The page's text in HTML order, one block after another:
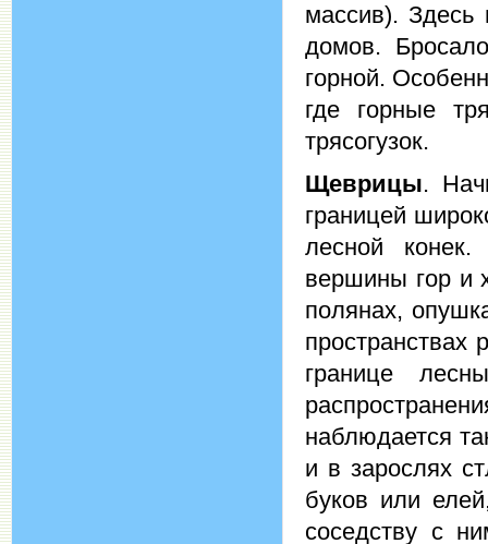
массив). Здесь
домов.
горной.
где горные
трясогузок.
Щеврицы.
границей
лесной
вершины гор и
полянах,
пространствах
границе
наблюдается
и в зарослях
буков или
соседству с